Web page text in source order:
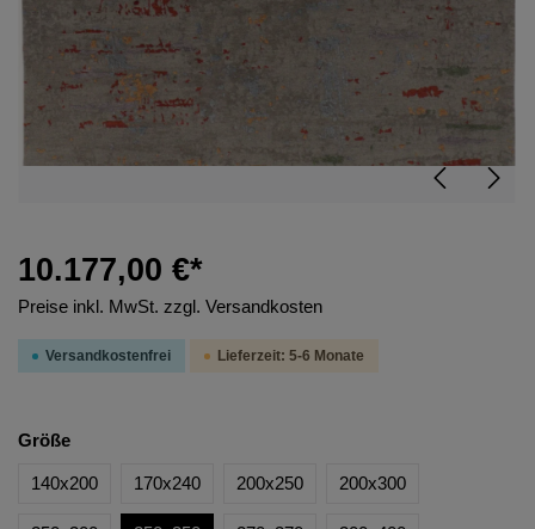
10.177,00 €*
Preise inkl. MwSt. zzgl. Versandkosten
Versandkostenfrei Lieferzeit: 5-6 Monate
Größe
140x200 170x240 200x250 200x300